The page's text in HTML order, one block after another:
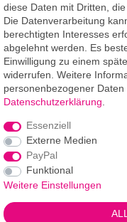
ROOMPIXXeine Marke
F.A.R.B. Digitaldruck
Chemnitzer Straße 12a
09235 Burkhardtsdorf
Telefon: 03721-263 994-2
Telefon: 03721-329 259-8
Telefax: 03721-263 994-3
E-Mail: info@roompixx.com
*** Angaben
diese Daten mit Dritten,
Die Datenverarbeitung
berechtigten Interesses
abgelehnt werden. Es
Einwilligung zu einem
widerrufen. Weitere
personenbezogener
Daten­schutz­erklärung
Essenziell
Externe Medien
PayPal
Funktional
Weitere Einstellungen